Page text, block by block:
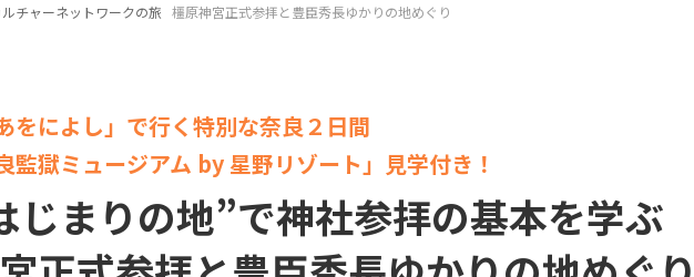
ルチャーネットワークの旅 橿原神宮正式参拝と豊臣秀長ゆかりの地めぐり
をによし」で行く特別な奈良２日間
監獄ミュージアム by 星野リゾート」見学付き！
じまりの地”で神社参拝の基本を学ぶ